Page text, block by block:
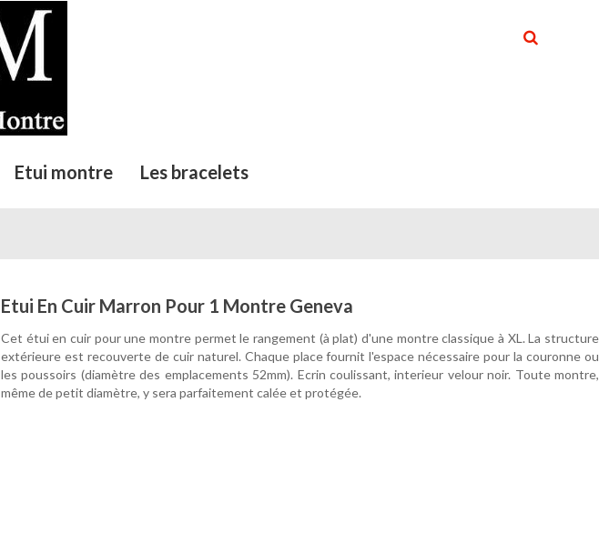
Etui montre Les bracelets
Etui En Cuir Marron Pour 1 Montre Geneva
Cet étui en cuir pour une montre permet le rangement (à plat) d'une montre classique à XL. La structure
extérieure est recouverte de cuir naturel. Chaque place fournit l'espace nécessaire pour la couronne ou
les poussoirs (diamètre des emplacements 52mm). Ecrin coulissant, interieur velour noir. Toute montre,
même de petit diamètre, y sera parfaitement calée et protégée.